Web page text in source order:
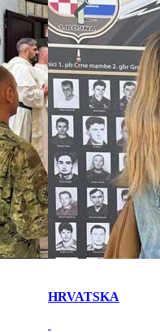
HRVATSKA